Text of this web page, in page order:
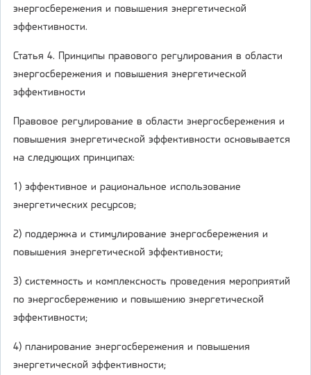
энергосбережения и повышения энергетической
эффективности.
Статья 4. Принципы правового регулирования в области
энергосбережения и повышения энергетической
эффективности
Правовое регулирование в области энергосбережения и
повышения энергетической эффективности основывается
на следующих принципах:
1) эффективное и рациональное использование
энергетических ресурсов;
2) поддержка и стимулирование энергосбережения и
повышения энергетической эффективности;
3) системность и комплексность проведения мероприятий
по энергосбережению и повышению энергетической
эффективности;
4) планирование энергосбережения и повышения
энергетической эффективности;